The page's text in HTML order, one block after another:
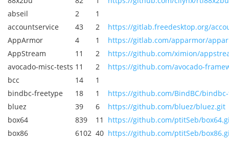
abseil
2
1
accountservice
43 2
https://gitlab.freedesktop.org/
AppArmor
4 1
https://gitlab.com/apparmor/
AppStream
11 2
https://github.com/ximion/
avocado-misc-tests 11 2
https://github.com/avocado-
bcc
14
1
bindbc-freetype
18 1
https://github.com/BindBC/
bluez
39 6
https://github.com/bluez/bluez.git
box64
839 11
https://github.com/ptitSeb/
box86
6102 40 https://github.com/ptitSeb/